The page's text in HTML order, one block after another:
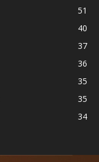
51
40
37
36
35
35
34